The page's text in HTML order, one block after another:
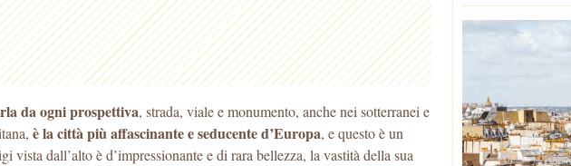
da ogni prospettiva, strada, viale e monumento, anche nei sotterranei e
è la città più affascinante e seducente d’Europa, e questoè un
vista dall’alto è d’impressionante e di rara bellezza, la vastità della sua